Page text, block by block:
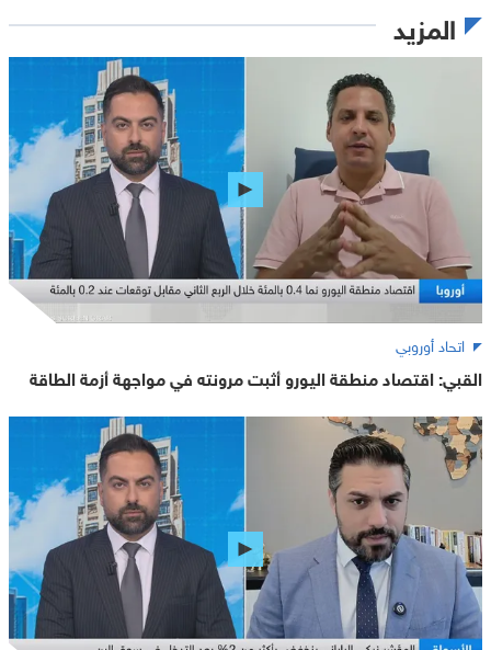
المزيد
اتحاد أوروبي
القبي: اقتصاد منطقة اليورو أثبت مرونته في مواجهة أزمة الطاقة